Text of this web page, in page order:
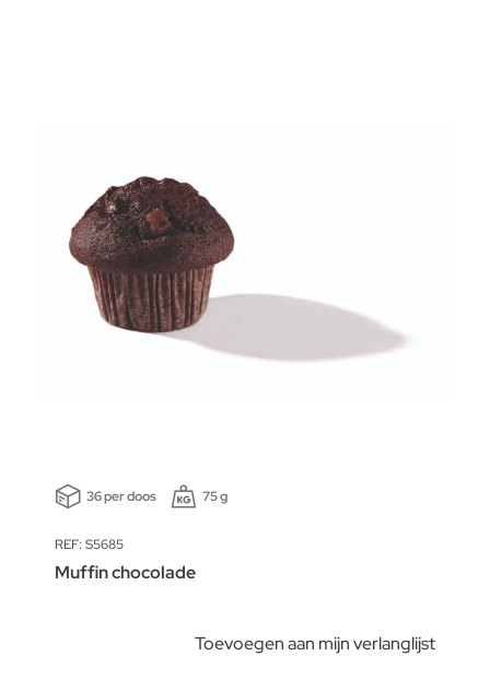
36 per doos 75 g
REF: S5685
Muffin chocolade
Toevoegen aan mijn verlanglijst